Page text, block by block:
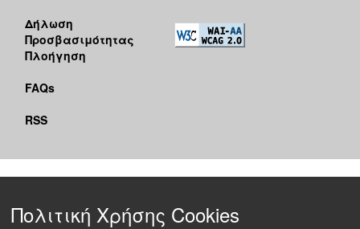
Δήλωση
Προσβασιμότητας
Πλοήγηση
FAQs
RSS
Πολιτική Χρήσης Cookies